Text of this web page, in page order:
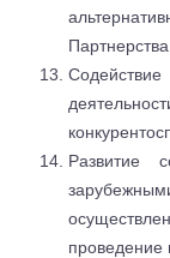
Развитие
проведение